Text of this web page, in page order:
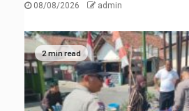
08/08/2026 admin
2 min read